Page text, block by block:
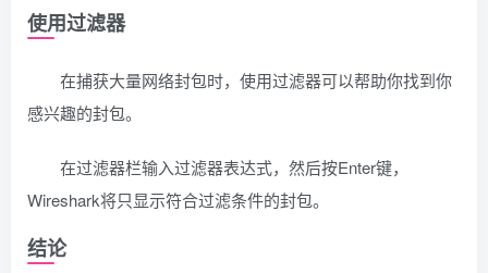
使用过滤器
在捕获大量网络封包时，使用过滤器可以帮助你找到你
感兴趣的封包。
在过滤器栏输入过滤器表达式，然后按Enter键，
Wireshark将只显示符合过滤条件的封包。
结论